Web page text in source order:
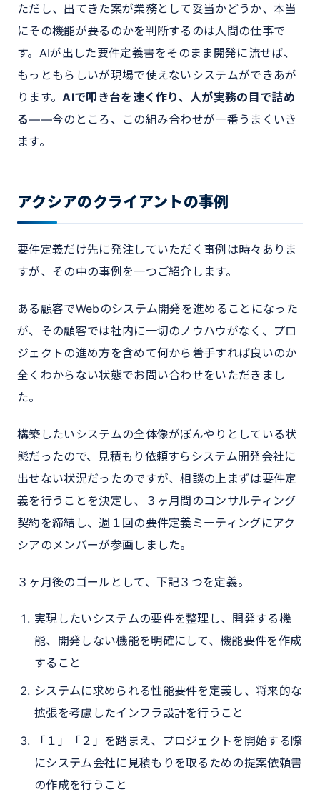
ただし、出てきた案が業務として妥当かどうか、本当
にその機能が要るのかを判断するのは人間の仕事で
す。AIが出した要件定義書をそのまま開発に流せば、
もっともらしいが現場で使えないシステムができあが
ります。AIで叩き台を速く作り、人が実務の目で詰め
る——今のところ、この組み合わせが一番うまくいき
ます。
アクシアのクライアントの事例
要件定義だけ先に発注していただく事例は時々ありま
すが、その中の事例を一つご紹介します。
ある顧客でWebのシステム開発を進めることになった
が、その顧客では社内に一切のノウハウがなく、プロ
ジェクトの進め方を含めて何から着手すれば良いのか
全くわからない状態でお問い合わせをいただきまし
た。
構築したいシステムの全体像がぼんやりとしている状
態だったので、見積もり依頼すらシステム開発会社に
出せない状況だったのですが、相談の上まずは要件定
義を行うことを決定し、３ヶ月間のコンサルティング
契約を締結し、週１回の要件定義ミーティングにアク
シアのメンバーが参画しました。
３ヶ月後のゴールとして、下記３つを定義。
実現したいシステムの要件を整理し、開発する機
能、開発しない機能を明確にして、機能要件を作成
すること
システムに求められる性能要件を定義し、将来的な
拡張を考慮したインフラ設計を行うこと
「１」「２」を踏まえ、プロジェクトを開始する際
にシステム会社に見積もりを取るための提案依頼書
の作成を行うこと